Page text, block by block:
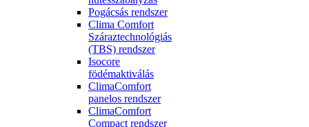
Pogácsás rendszer
Clima Comfort
Száraztechnológiás
(TBS) rendszer
Isocore
födémaktiválás
ClimaComfort
panelos rendszer
ClimaComfort
Compact rendszer